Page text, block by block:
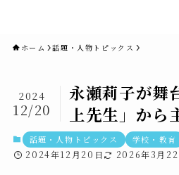
ホーム 話題・人物トピックス
永瀬莉子が舞
上先生」から
2024
12/20
話題・人物トピックス 学校・教育
2024年12月20日 2026年3月22